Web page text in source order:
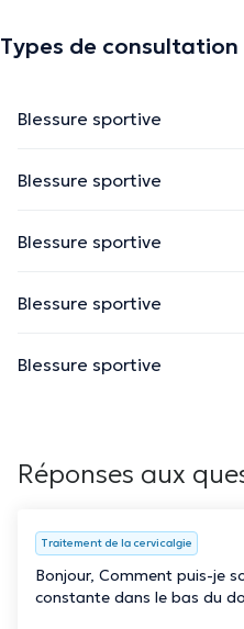
Types de consultation
Blessure sportive
Blessure sportive
Blessure sportive
Blessure sportive
Blessure sportive
Réponses aux
Traitement de la cervicalgie
Bonjour, Comment puis-je
constante dans le bas du